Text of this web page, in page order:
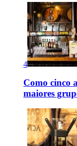
4
Como cinco
maiores